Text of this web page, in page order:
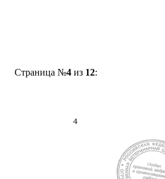
Страница №4из 12: